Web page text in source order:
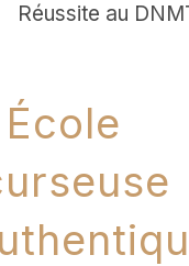
Réussite au